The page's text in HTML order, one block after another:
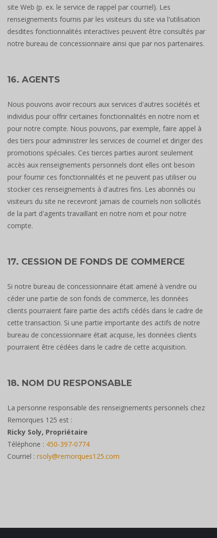
site Web (p. ex. le service de rappel par courriel). Les
renseignements fournis par les visiteurs du site via l'utilisation
desdites fonctionnalités interactives peuvent être consultés par
notre bureau de concessionnaire ainsi que par nos partenaires.
16. AGENTS
Nous pouvons avoir recours aux services d'autres sociétés et
individus pour offrir certaines fonctionnalités en notre nom et
pour notre compte. Nous pouvons, par exemple, faire appel à
des tiers pour administrer les services de courriel et diriger des
promotions spéciales. Ces tierces parties auront seulement
accès aux renseignements personnels dont elles ont besoin
pour fournir ces fonctionnalités et ne peuvent pas utiliser ou
stocker ces renseignements à d'autres fins. Les abonnés ou
visiteurs du site ne recevront jamais de courriels non sollicités
de la part d'agents travaillant en notre nom et pour notre
compte.
17. CESSION DE FONDS DE COMMERCE
Si notre bureau de concessionnaire était amené à vendre ou
céder une partie de son fonds de commerce, les données
clients pourraient faire partie des actifs cédés dans le cadre de
cette transaction. Si une partie importante des actifs de notre
bureau de concessionnaire était acquise, les données clients
pourraient être cédées dans le cadre de cette acquisition.
18. NOM DU RESPONSABLE
La personne responsable des renseignements personnels chez
Remorques 125 est :
Ricky Soly, Propriétaire
Téléphone : 450-397-0774
Courriel : rsoly@remorques125.com